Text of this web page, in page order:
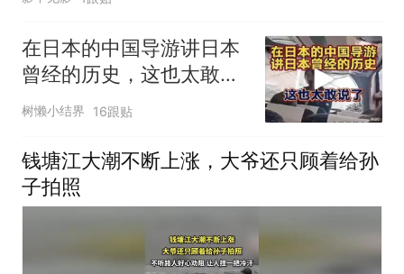
在日本的中国导游讲日本
曾经的历史，这也太敢说
了
树懒小结界 16跟贴
钱塘江大潮不断上涨，大爷还只顾着给孙
子拍照